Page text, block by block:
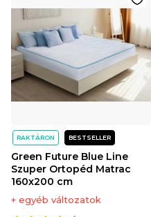
RAKTÁRON BESTSELLER
Green Future Blue Line
Szuper Ortopéd Matrac
160x200 cm
+ egyéb változatok